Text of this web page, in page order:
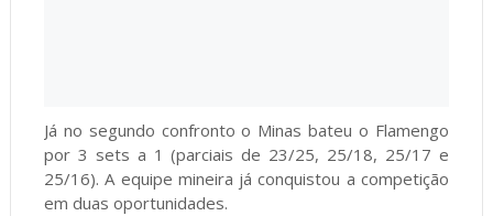
Já no segundo confronto o Minas bateu o Flamengo
por 3 sets a 1 (parciais de 23/25, 25/18, 25/17 e
25/16). A equipe mineira já conquistou a competição
em duas oportunidades.